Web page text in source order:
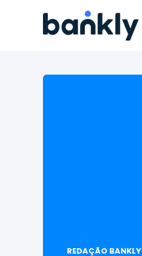
REDAÇÃO BANKLY